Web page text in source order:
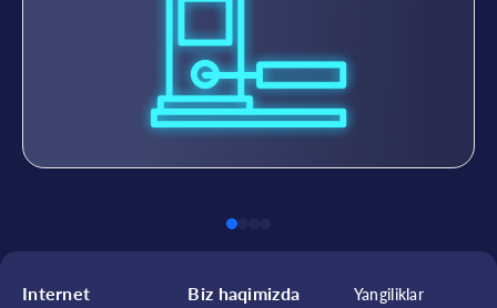
Internet Biz haqimizda
Yangiliklar